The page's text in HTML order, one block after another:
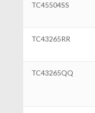
TC45504SS
TC43265RR
TC43265QQ